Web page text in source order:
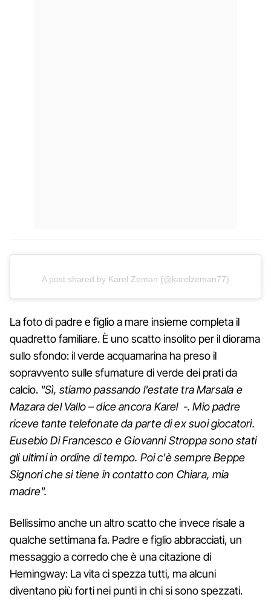
A post shared by Karel Zeman (@karelzeman77)
La foto di padre e figlio a mare insieme completa il
quadretto familiare. È uno scatto insolito per il diorama
sullo sfondo: il verde acquamarina ha preso il
sopravvento sulle sfumature di verde dei prati da
calcio. "Sì, stiamo passando l'estate tra Marsala e
Mazara del Vallo – dice ancora Karel -. Mio padre
riceve tante telefonate da parte di ex suoi giocatori.
Eusebio Di Francesco e Giovanni Stroppa sono stati
gli ultimi in ordine di tempo. Poi c'è sempre Beppe
Signori che si tiene in contatto con Chiara, mia
madre".
Bellissimo anche un altro scatto che invece risale a
qualche settimana fa. Padre e figlio abbracciati, un
messaggio a corredo che è una citazione di
Hemingway: La vita ci spezza tutti, ma alcuni
diventano più forti nei punti in chi si sono spezzati.